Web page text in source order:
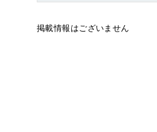
掲載情報はございません